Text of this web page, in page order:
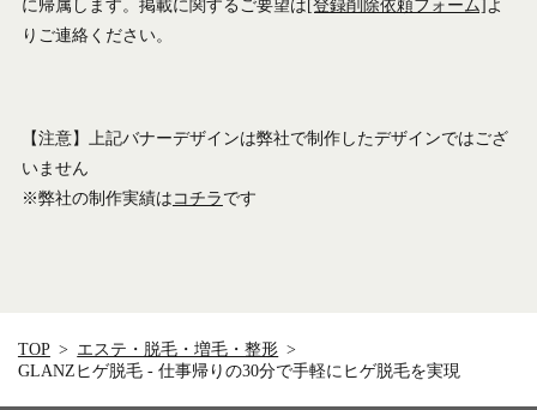
に帰属します。掲載に関するご要望は[登録削除依頼フォーム]よ
りご連絡ください。
【注意】上記バナーデザインは弊社で制作したデザインではござ
いません
※弊社の制作実績はコチラです
TOP
エステ・脱毛・増毛・整形
GLANZヒゲ脱毛 - 仕事帰りの30分で手軽にヒゲ脱毛を実現